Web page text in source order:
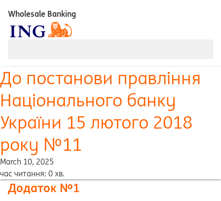
Wholesale Banking
До постанови правління
Національного банку
України 15 лютого 2018
року №11
March 10, 2025
час читання: 0 хв.
Додаток №1